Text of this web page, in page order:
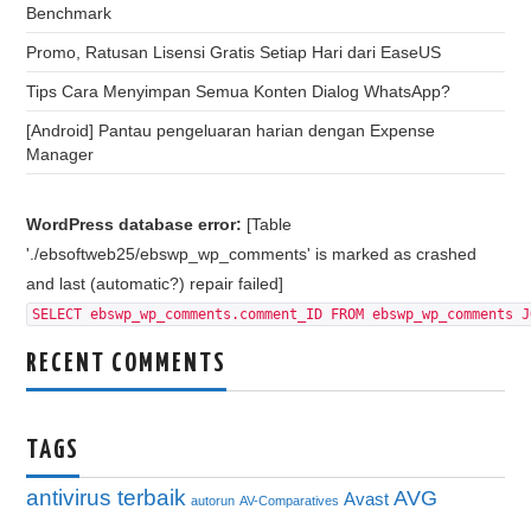
Benchmark
Promo, Ratusan Lisensi Gratis Setiap Hari dari EaseUS
Tips Cara Menyimpan Semua Konten Dialog WhatsApp?
[Android] Pantau pengeluaran harian dengan Expense
Manager
WordPress database error: [Table
'./ebsoftweb25/ebswp_wp_comments' is marked as crashed
and last (automatic?) repair failed]
SELECT ebswp_wp_comments.comment_ID FROM
RECENT COMMENTS
TAGS
antivirus terbaik autorun AV-Comparatives Avast AVG